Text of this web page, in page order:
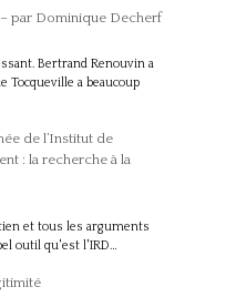
par Dominique Decherf
Bertrand Renouvin a
a beaucoup
de l’Institut de
: la recherche à la
et tous les arguments
outil qu'est l'IRD…